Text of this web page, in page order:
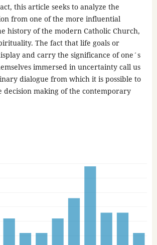
this article seeks to analyze the
from one of the more influential
history of the modern Catholic Church,
The fact that life goals or
and carry the significance of one´s
immersed in uncertainty call us
dialogue from which it is possible to
decision making of the contemporary